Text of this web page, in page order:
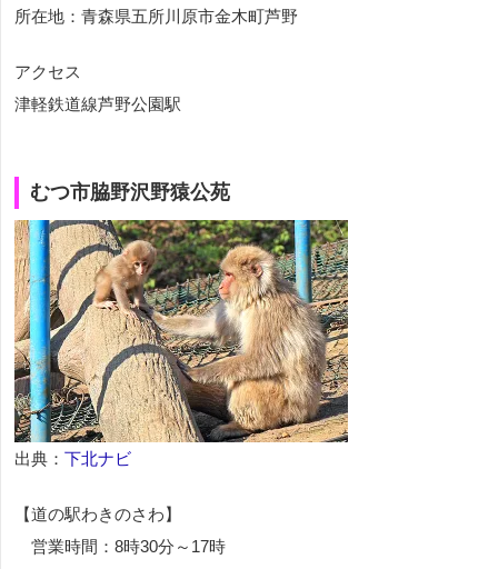
所在地：青森県五所川原市金木町芦野
アクセス
津軽鉄道線芦野公園駅
むつ市脇野沢野猿公苑
出典： 下北ナビ
【道の駅わきのさわ】
営業時間：8時30分～17時